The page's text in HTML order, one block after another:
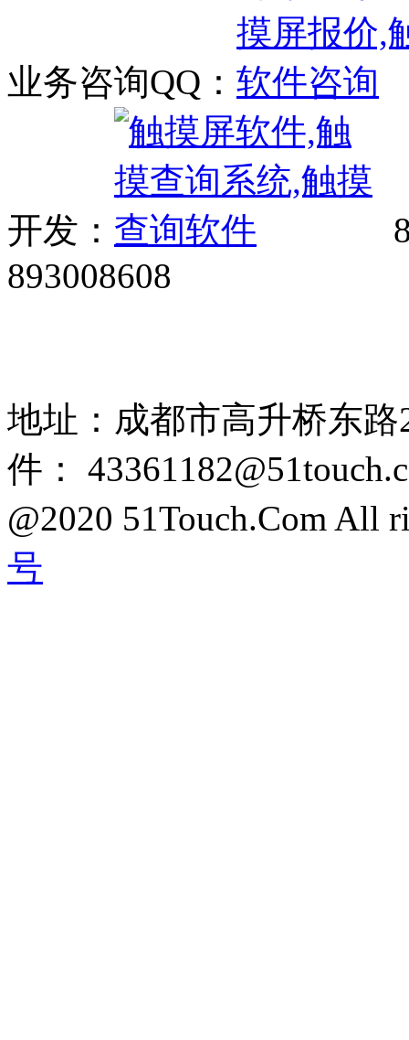
业务咨询QQ：
开发：
893008608
地址：成都市高升桥东
件：
@2020 51Touch.Com All
号